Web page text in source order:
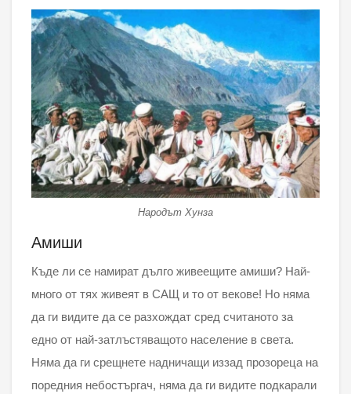
Народът Хунза
Амиши
Къде ли се намират дълго живеещите амиши? Най-
много от тях живеят в САЩ и то от векове! Но няма
да ги видите да се разхождат сред считаното за
едно от най-затлъстяващото население в света.
Няма да ги срещнете надничащи иззад прозореца на
поредния небостъргач, няма да ги видите подкарали